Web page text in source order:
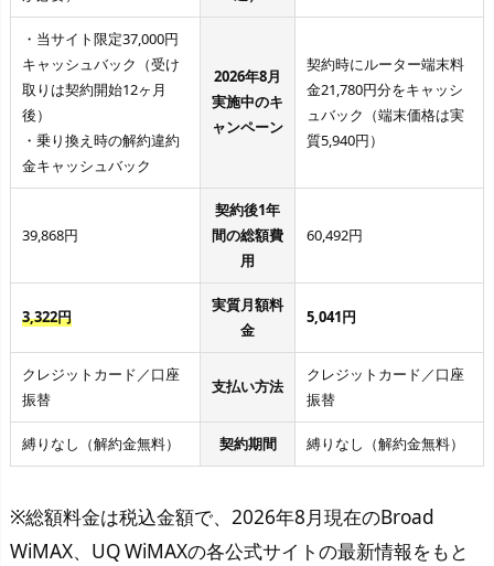
・当サイト限定37,000円
キャッシュバック（受け
取りは契約開始12ヶ月
後）
・乗り換え時の解約違約
金キャッシュバック
2026年8月
実施中のキ
ャンペーン
契約時にルーター端末料
金21,780円分をキャッシ
ュバック（端末価格は実
質5,940円）
39,868円
契約後1年
間の総額費
用
60,492円
3,322円
実質月額料
金
5,041円
クレジットカード／口座
振替
支払い方法
クレジットカード／口座
振替
縛りなし（解約金無料） 契約期間 縛りなし（解約金無料）
※総額料金は税込金額で、2026年8月現在のBroad
WiMAX、UQ WiMAXの各公式サイトの最新情報をもと